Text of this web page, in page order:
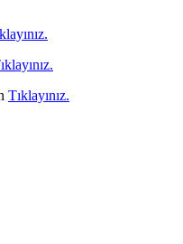
Tıklayınız.